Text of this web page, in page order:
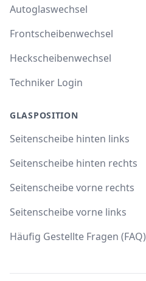
Autoglaswechsel
Frontscheibenwechsel
Heckscheibenwechsel
Techniker Login
GLASPOSITION
Seitenscheibe hinten links
Seitenscheibe hinten rechts
Seitenscheibe vorne rechts
Seitenscheibe vorne links
Häufig Gestellte Fragen (FAQ)